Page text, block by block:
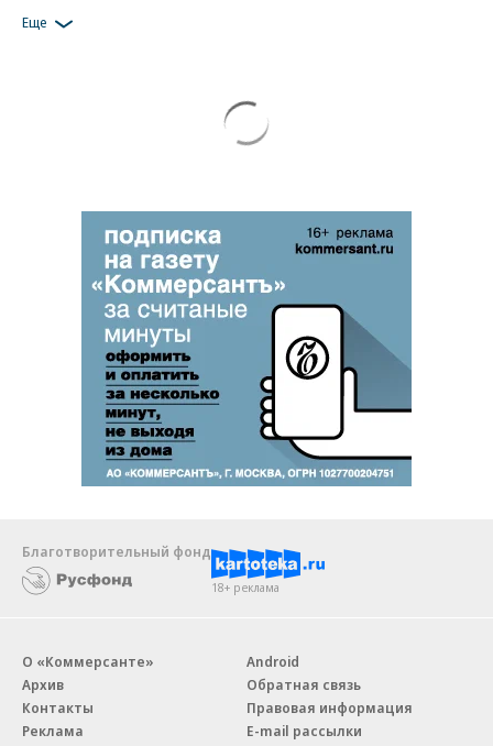
Еще
Благотворительный фонд
18+ реклама
О «Коммерсанте»
Архив
Контакты
Реклама
Android
Обратная связь
Правовая информация
E-mail рассылки